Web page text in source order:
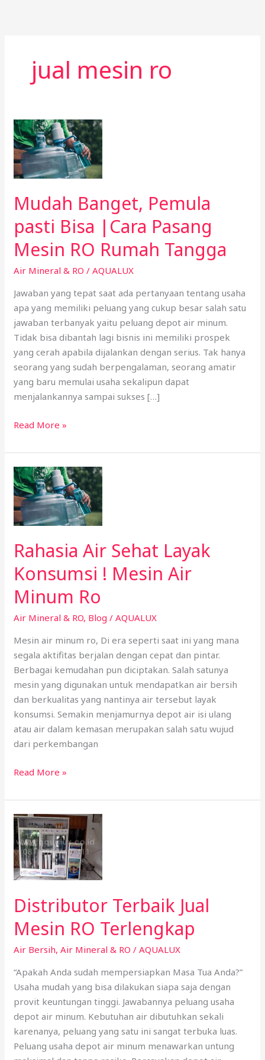
jual mesin ro
Mudah Banget, Pemula
pasti Bisa |Cara Pasang
Mesin RO Rumah Tangga
Air Mineral & RO /AQUALUX
Jawaban yang tepat saat ada pertanyaan tentang usaha
apa yang memiliki peluang yang cukup besar salah satu
jawaban terbanyak yaitu peluang depot air minum.
Tidak bisa dibantah lagi bisnis ini memiliki prospek
yang cerah apabila dijalankan dengan serius. Tak hanya
seorang yang sudah berpengalaman, seorang amatir
yang baru memulai usaha sekalipun dapat
menjalankannya sampai sukses […]
Mudah
Banget,
Pemula
pasti
|Cara
Mesin
RO
Rumah
Tangga
Read More »
Rahasia Air Sehat Layak
Konsumsi ! Mesin Air
Minum Ro
Air Mineral & RO, Blog /AQUALUX
Mesin air minum ro, Di era seperti saat ini yang mana
segala aktifitas berjalan dengan cepat dan pintar.
Berbagai kemudahan pun diciptakan. Salah satunya
mesin yang digunakan untuk mendapatkan air bersih
dan berkualitas yang nantinya air tersebut layak
konsumsi. Semakin menjamurnya depot air isi ulang
atau air dalam kemasan merupakan salah satu wujud
dari perkembangan
Rahasia
Air
Sehat
Layak
Air
Minum
Ro
Read More »
Distributor Terbaik Jual
Mesin RO Terlengkap
Air Bersih,Air Mineral & RO /AQUALUX
“Apakah Anda sudah mempersiapkan Masa Tua Anda?”
Usaha mudah yang bisa dilakukan siapa saja dengan
provit keuntungan tinggi. Jawabannya peluang usaha
depot air minum. Kebutuhan air dibutuhkan sekali
karenanya, peluang yang satu ini sangat terbuka luas.
Peluang usaha depot air minum menawarkan untung
Distributor
Terbaik
Jual
Mesin
RO